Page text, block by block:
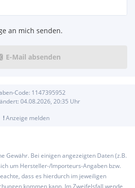
an mich senden.
E-Mail absenden
Code: 1147395952
04.08.2026, 20:35 Uhr
!Anzeige melden
Gewähr. Bei einigen angezeigten Daten (z.B.
um Hersteller-/Importeurs-Angaben bzw.
dass es hierdurch im jeweiligen
kommen kann. Im Zweifelsfall wende